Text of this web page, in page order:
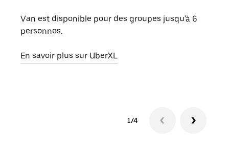
Van est disponible pour des groupes jusqu'à 6
personnes.
En savoir plus sur UberXL
1/4